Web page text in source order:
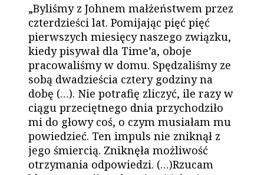
„Byliśmy z Johnem małżeństwem przez
czterdzieści lat. Pomijając pięć pięć
pierwszych miesięcy naszego związku,
kiedy pisywał dla Time’a, oboje
pracowaliśmy w domu. Spędzaliśmy ze
sobą dwadzieścia cztery godziny na
dobę (…). Nie potrafię zliczyć, ile razy w
ciągu przeciętnego dnia przychodziło
mi do głowy coś, o czym musiałam mu
powiedzieć. Ten impuls nie zniknął z
jego śmiercią. Zniknęła możliwość
otrzymania odpowiedzi. (…)Rzucam